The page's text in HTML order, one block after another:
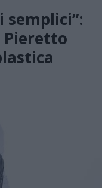
semplici”:
Pieretto